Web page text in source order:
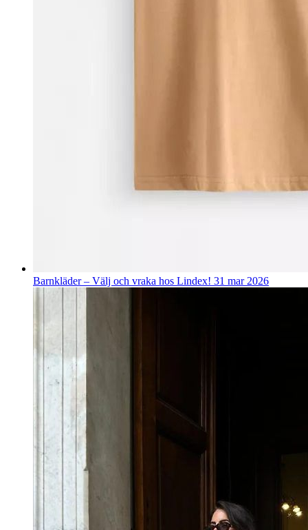
Barnkläder – Välj och vraka hos Lindex! 31 mar 2026